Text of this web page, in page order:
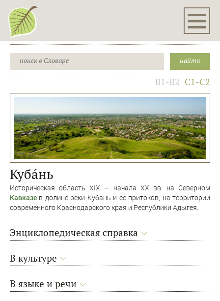
B1-B2 C1-C2
Кубáнь
Историческая область ХIХ – начала ХХ вв. на Северном
Кавказе в долине реки Кубань и её притоков, на территории
современного Краснодарского края и Республики Адыгея.
Энциклопедическая справка
В культуре
В языке и речи